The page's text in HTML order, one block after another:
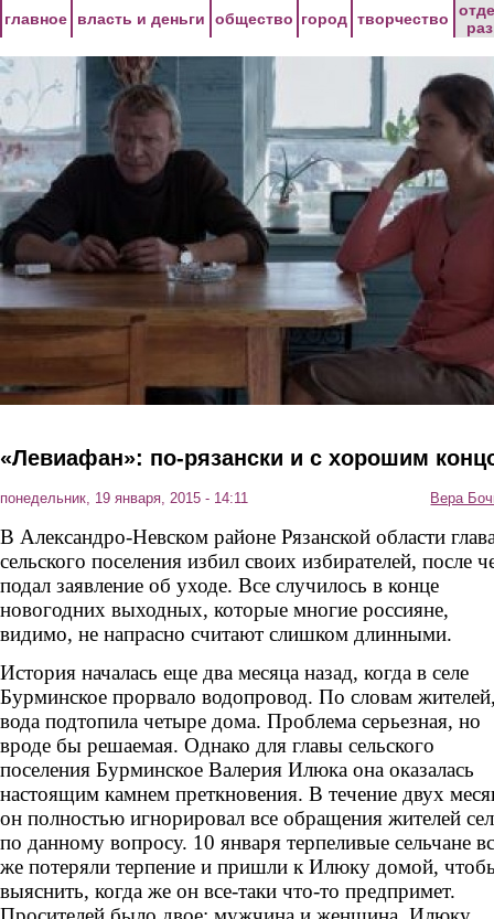
главное власть и деньги общество город творчество
«Левиафан»: по-рязански и с хорошим
понедельник, 19 января, 2015 - 14:11 Вера
В Александро-Невском районе Рязанской области
сельского поселения избил своих избирателей, после
подал заявление об уходе. Все случилось в конце
новогодних выходных, которые многие россияне,
видимо, не напрасно считают слишком длинными.
История началась еще два месяца назад, когда в селе
Бурминское прорвало водопровод. По словам
вода подтопила четыре дома. Проблема серьезная, но
вроде бы решаемая. Однако для главы сельского
поселения Бурминское Валерия Илюка она оказалась
настоящим камнем преткновения. В течение двух
он полностью игнорировал все обращения жителей
по данному вопросу. 10 января терпеливые сельчане
же потеряли терпение и пришли к Илюку домой,
выяснить, когда же он все-таки что-то предпримет.